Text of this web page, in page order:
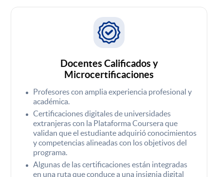
Docentes Calificados y
Microcertificaciones
Profesores con amplia experiencia profesional y
académica.
Certificaciones digitales de universidades
extranjeras con la Plataforma Coursera que
validan que el estudiante adquirió conocimientos
y competencias alineadas con los objetivos del
programa.
Algunas de las certificaciones están integradas
en una ruta que conduce a una insignia digital